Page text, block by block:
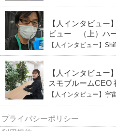
（下）CESへのこだ
【人インタビュー
ビュー （上）ハ
戦 その起業の
【人インタビュー】
（上）ハードウェア開
【人インタビュー
スモブルームCEO
（下）
【人インタビュー】宇
ムCEO 福永桃子氏イン
プライバシーポリシー